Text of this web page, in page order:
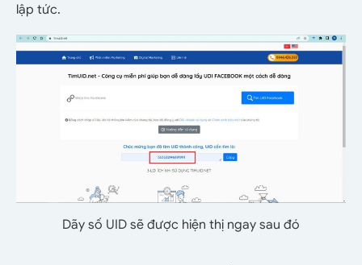
lập tức.
Dãy số UID sẽ được hiện thị ngay sau đó